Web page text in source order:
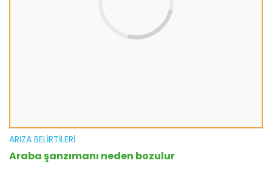
ARIZA BELIRTILERI
Araba şanzımanı neden bozulur